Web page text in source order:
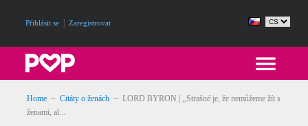
Přihlásit se Zaregistrovat
Home ~ Citáty o ženách ~ LORD BYRON | ,,Strašné je, že nemůžeme žít s
ženami, al...